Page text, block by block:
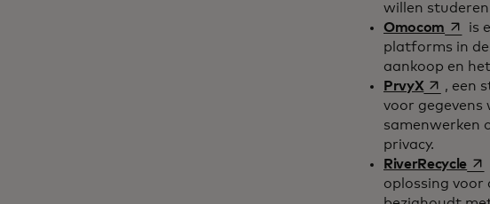
willen
Omocom
is
platforms in
aankoop en
PrvyXopens in
, een
voor gegevens
samenwerken
privacy.
RiverRecycle
oplossing voor